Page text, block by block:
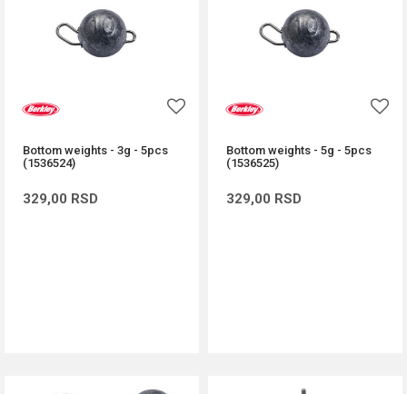
Bottom weights - 3g - 5pcs
(1536524)
329,00 RSD
Bottom weights - 5g - 5pcs
(1536525)
329,00 RSD